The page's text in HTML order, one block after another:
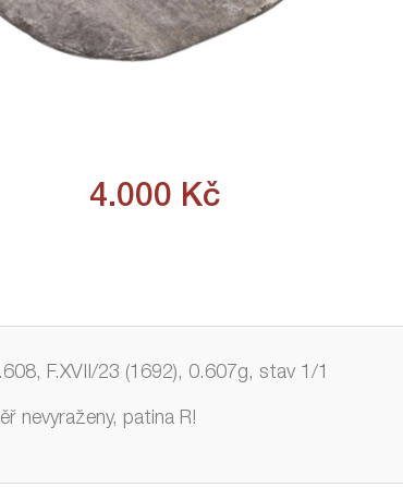
4.000 Kč
F.XVII/23 (1692), 0.607g, stav 1/1
nevyraženy, patina R!